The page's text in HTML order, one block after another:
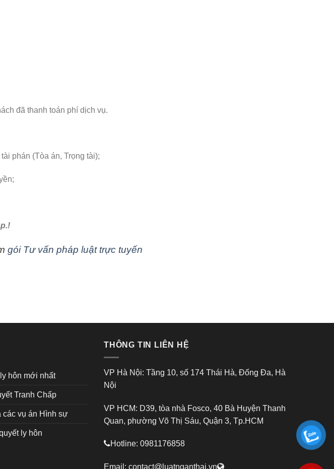
đã thanh toán phí dịch vụ.
phán (Tòa án, Trọng tài);
gói Tư vấn pháp luật trực tuyến
hôn mới nhất
Tranh Chấp
các vụ án Hình sự
ly hôn
THÔNG TIN LIÊN HỆ
VP Hà Nội: Tầng 10, số 174 Thái Hà, Đống Đa, Hà
Nội
VP HCM: D39, tòa nhà Fosco, 40 Bà Huyện Thanh
Quan, phường Võ Thị Sáu, Quận 3, Tp.HCM
Hotline: 0981176858
Email: contact@luatnganthai.vn